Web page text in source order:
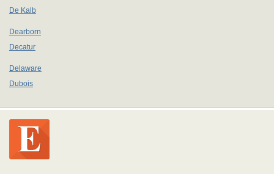
De Kalb
Dearborn
Decatur
Delaware
Dubois